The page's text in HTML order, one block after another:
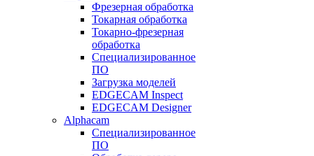
Фрезерная обработка
Токарная обработка
Токарно-фрезерная
обработка
Специализированное
ПО
Загрузка моделей
EDGECAM Inspect
EDGECAM Designer
Alphacam
Специализированное
ПО